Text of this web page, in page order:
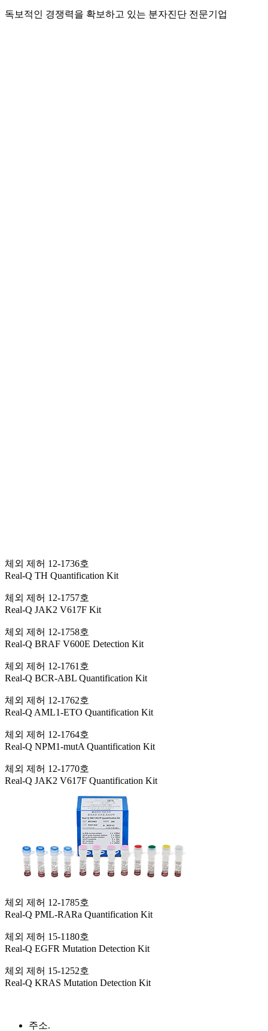
독보적인 경쟁력을 확보하고 있는 분자진단 전문기업
체외 제허 12-1736호
Real-Q TH Quantification Kit
체외 제허 12-1757호
Real-Q JAK2 V617F Kit
체외 제허 12-1758호
Real-Q BRAF V600E Detection Kit
체외 제허 12-1761호
Real-Q BCR-ABL Quantification Kit
체외 제허 12-1762호
Real-Q AML1-ETO Quantification Kit
체외 제허 12-1764호
Real-Q NPM1-mutA Quantification Kit
체외 제허 12-1770호
Real-Q JAK2 V617F Quantification Kit
체외 제허 12-1785호
Real-Q PML-RARa Quantification Kit
체외 제허 15-1180호
Real-Q EGFR Mutation Detection Kit
체외 제허 15-1252호
Real-Q KRAS Mutation Detection Kit
주소.